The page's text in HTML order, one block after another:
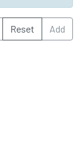
Reset Add